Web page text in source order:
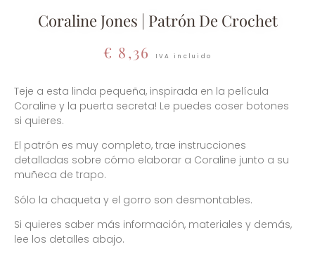
Coraline Jones | Patrón De Crochet
€ 8,36 IVA incluido
Teje a esta linda pequeña, inspirada en la película
Coraline y la puerta secreta! Le puedes coser botones
si quieres.
El patrón es muy completo, trae instrucciones
detalladas sobre cómo elaborar a Coraline junto a su
muñeca de trapo.
Sólo la chaqueta y el gorro son desmontables.
Si quieres saber más información, materiales y demás,
lee los detalles abajo.